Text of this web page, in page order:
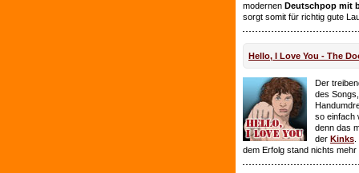
modernen Deutschpop mit
sorgt somit für richtig gute
Hello, I Love You - The
Der
des
so einfach
denn das
der Kinks
dem Erfolg stand nichts mehr